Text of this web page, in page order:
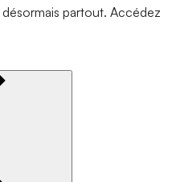
partout. Accédez